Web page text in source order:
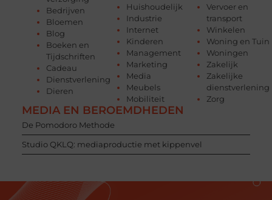
Bedrijven
Bloemen
Blog
Boeken en
Tijdschriften
Cadeau
Dienstverlening
Dieren
Huishoudelijk
Industrie
Internet
Kinderen
Management
Marketing
Media
Meubels
Mobiliteit
Vervoer en
transport
Winkelen
Woning en Tuin
Woningen
Zakelijk
Zakelijke
dienstverlening
Zorg
MEDIA EN BEROEMDHEDEN
De Pomodoro Methode
Studio QKLQ: mediaproductie met kippenvel